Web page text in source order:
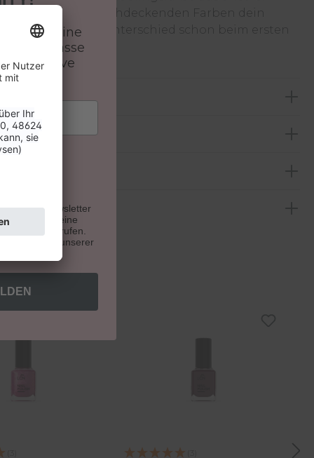
mit den hochdeckenden Farben dein
und erlebe den Unterschied schon beim ersten
auf deine
verpasse
exklusive
unseren Newsletter
Du kannst deine
widerrufen.
du auf unserer